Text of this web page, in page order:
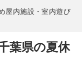
屋内施設・室内遊び
葉県の夏休